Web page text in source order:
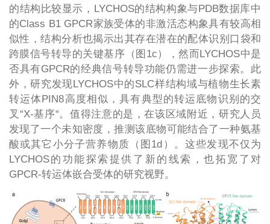
的结构比较显示，LYCHOS的结构构象与PDB数据库中
的Class B1 GPCR家族受体的非激活态构象具有较高相
似性，结构分析也揭示出其存在潜在的配体识别口袋和
跨膜信号转导的关键基序（图1c），然而LYCHOS中是
否具有GPCR的经典信号转导功能仍需进一步探索。此
外，研究发现LYCHOS中的SLC样结构域与植物生长素
转运体PIN8高度相似，具有典型的转运底物识别的交
叉“X-基序“。值得注意的是，在该区域附近，研究人员
发现了一个未知密度，推测该底物可能结合了一种氨基
酸或其它小分子营养物质（图1d）。这些发现不仅为
LYCHOS的功能探索提供了新的线索，也拓宽了对
GPCR-转运体嵌合受体的研究视野。